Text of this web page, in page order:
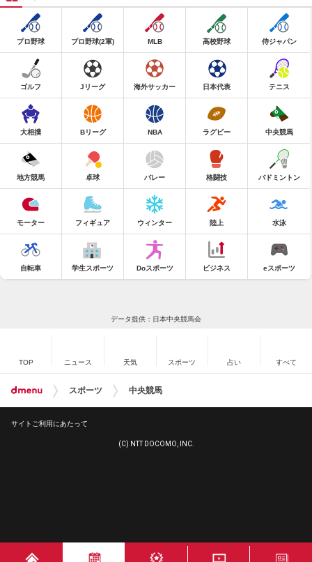
プロ野球 プロ野球(2軍) MLB 高校野球 侍ジャパン
ゴルフ Jリーグ 海外サッカー 日本代表 テニス
大相撲 Bリーグ NBA ラグビー 中央競馬
地方競馬 卓球 バレー 格闘技 バドミントン
モーター フィギュア ウィンター 陸上 水泳
自転車 学生スポーツ Doスポーツ ビジネス eスポーツ
データ提供：日本中央競馬会
TOP ニュース 天気 スポーツ 占い すべて
スポーツ 中央競馬
サイトご利用にあたって
(C) NTT DOCOMO, INC.